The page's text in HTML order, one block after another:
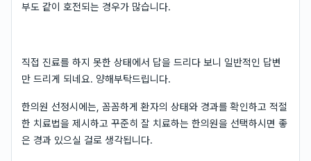
부도 같이 호전되는 경우가 많습니다.
직접 진료를 하지 못한 상태에서 답을 드리다 보니 일반적인 답변
만 드리게 되네요. 양해부탁드립니다.
한의원 선정시에는, 꼼꼼하게 환자의 상태와 경과를 확인하고 적절
한 치료법을 제시하고 꾸준히 잘 치료하는 한의원을 선택하시면 좋
은 경과 있으실 걸로 생각됩니다.